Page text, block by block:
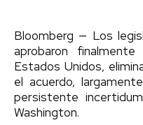
Bloomberg — Los
aprobaron
Estados Unidos,
el acuerdo,
persistente
Washington.